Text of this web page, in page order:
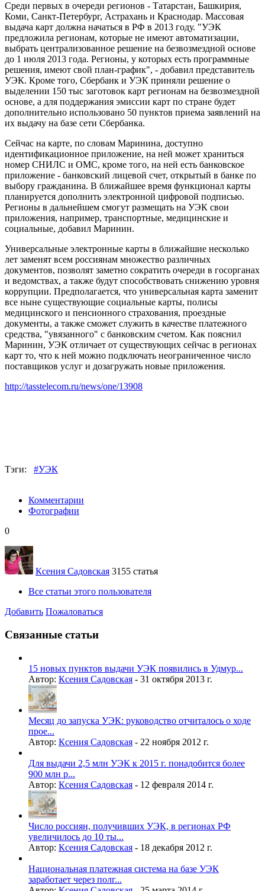
Среди первых в очереди регионов - Татарстан, Башкирия,
Коми, Санкт-Петербург, Астрахань и Краснодар. Массовая
выдача карт должна начаться в РФ в 2013 году. "УЭК
предложила регионам, которые не имеют автоматизации,
выбрать централизованное решение на безвозмездной основе
до 1 июля 2013 года. Регионы, у которых есть программные
решения, имеют свой план-график", - добавил представитель
УЭК. Кроме того, Сбербанк и УЭК приняли решение о
выделении 150 тыс заготовок карт регионам на безвозмездной
основе, а для поддержания эмиссии карт по стране будет
дополнительно использовано 50 пунктов приема заявлений на
их выдачу на базе сети Сбербанка.
Сейчас на карте, по словам Маринина, доступно
идентификационное приложение, на ней может храниться
номер СНИЛС и ОМС, кроме того, на ней есть банковское
приложение - банковский лицевой счет, открытый в банке по
выбору гражданина. В ближайшее время функционал карты
планируется дополнить электронной цифровой подписью.
Регионы в дальнейшем смогут размещать на УЭК свои
приложения, например, транспортные, медицинские и
социальные, добавил Маринин.
Универсальные электронные карты в ближайшие несколько
лет заменят всем россиянам множество различных
документов, позволят заметно сократить очереди в госорганах
и ведомствах, а также будут способствовать снижению уровня
коррупции. Предполагается, что универсальная карта заменит
все ныне существующие социальные карты, полисы
медицинского и пенсионного страхования, проездные
документы, а также сможет служить в качестве платежного
средства, "увязанного" с банковским счетом. Как пояснил
Маринин, УЭК отличает от существующих сейчас в регионах
карт то, что к ней можно подключать неограниченное число
поставщиков услуг и дозагружать новые приложения.
http://tasstelecom.ru/news/one/13908
Тэги: #УЭК
Комментарии
Фотографии
0
Ксения Садовская 3155 статья
Все статьи этого пользователя
Добавить Пожаловаться
Связанные статьи
15 новых пунктов выдачи УЭК появились в Удмур...
Автор: Ксения Садовская - 31 октября 2013 г.
Месяц до запуска УЭК: руководство отчиталось о ходе
прое...
Автор: Ксения Садовская - 22 ноября 2012 г.
Для выдачи 2,5 млн УЭК к 2015 г. понадобится более
900 млн р...
Автор: Ксения Садовская - 12 февраля 2014 г.
Число россиян, получивших УЭК, в регионах РФ
увеличилось до 10 ты...
Автор: Ксения Садовская - 18 декабря 2012 г.
Национальная платежная система на базе УЭК
заработает через полг...